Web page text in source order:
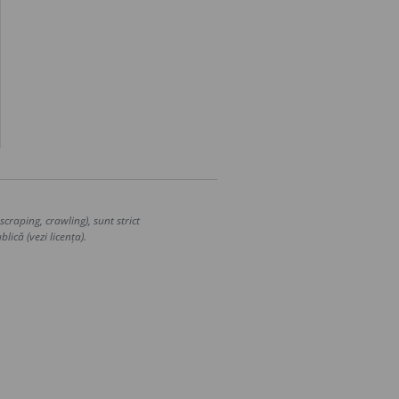
crawling), sunt strict
(vezi licența).